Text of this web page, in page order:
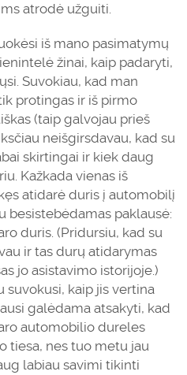
atrodė užguiti.
iš mano pasimatymų
žinai, kaip padaryti,
Suvokiau, kad man
protingas ir iš pirmo
(taip galvojau prieš
neišgirsdavau, kad su
skirtingai ir kiek daug
Kažkada vienas iš
atidarė duris į automobilį
besistebėdamas paklausė:
duris. (Pridursiu, kad su
ir tas durų atidarymas
jo asistavimo istorijoje.)
suvokusi, kaip jis vertina
galėdama atsakyti, kad
automobilio dureles
tiesa, nes tuo metu jau
labiau savimi tikinti